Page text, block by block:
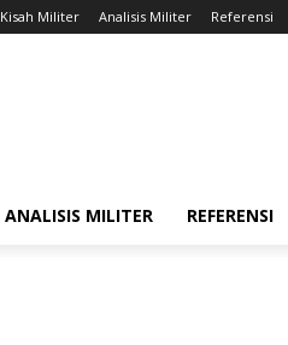
Kisah Militer Analisis Militer Referensi
ANALISIS MILITER REFERENSI